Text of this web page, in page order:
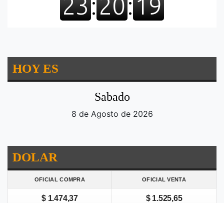
HOY ES
Sabado
8 de Agosto de 2026
DOLAR
OFICIAL COMPRA OFICIAL VENTA
$ 1.474,37 $ 1.525,65